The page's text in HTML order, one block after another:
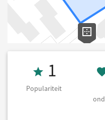
1
Populariteit